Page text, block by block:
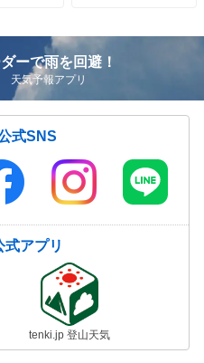
ーで雨を回避！
天気予報アプリ
式SNS
アプリ
tenki.jp 登山天気